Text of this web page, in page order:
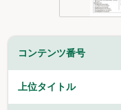
コンテンツ番号
上位タイトル